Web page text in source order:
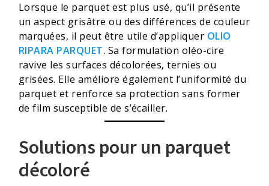
Lorsque le parquet est plus usé, qu’il présente
un aspect grisâtre ou des différences de couleur
marquées, il peut être utile d’appliquer OLIO
RIPARA PARQUET. Sa formulation oléo-cire
ravive les surfaces décolorées, ternies ou
grisées. Elle améliore également l’uniformité du
parquet et renforce sa protection sans former
de film susceptible de s’écailler.
Solutions pour un parquet
décoloré